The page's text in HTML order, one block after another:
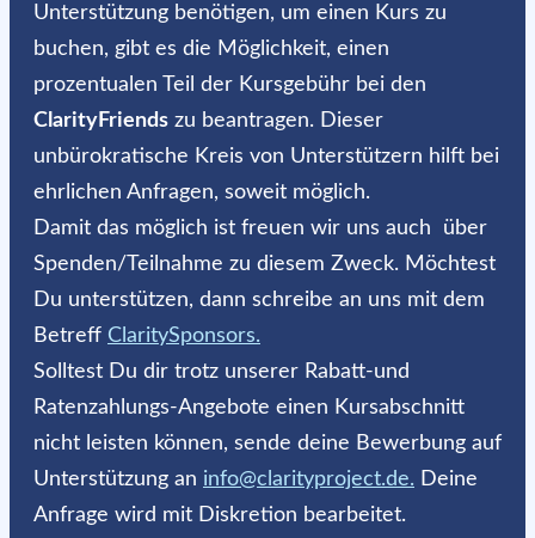
Unterstützung benötigen, um einen Kurs zu
buchen, gibt es die Möglichkeit, einen
prozentualen Teil der Kursgebühr bei den
ClarityFriends zu beantragen. Dieser
unbürokratische Kreis von Unterstützern hilft bei
ehrlichen Anfragen, soweit möglich.
Damit das möglich ist freuen wir uns auch über
Spenden/Teilnahme zu diesem Zweck. Möchtest
Du unterstützen, dann schreibe an uns mit dem
Betreff ClaritySponsors.
Solltest Du dir trotz unserer Rabatt-und
Ratenzahlungs-Angebote einen Kursabschnitt
nicht leisten können, sende deine Bewerbung auf
Unterstützung an info@clarityproject.de. Deine
Anfrage wird mit Diskretion bearbeitet.